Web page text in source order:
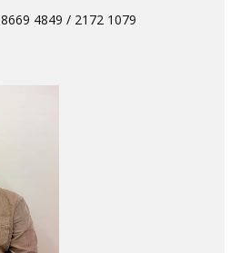
8669 4849 / 2172 1079